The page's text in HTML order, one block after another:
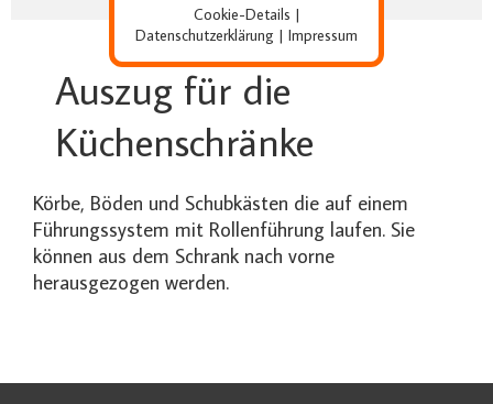
Auszug für die
Küchenschränke
Körbe, Böden und Schubkästen die auf einem
Führungssystem mit Rollenführung laufen. Sie
können aus dem Schrank nach vorne
herausgezogen werden.
Cookie-Details |
Datenschutzerklärung | Impressum